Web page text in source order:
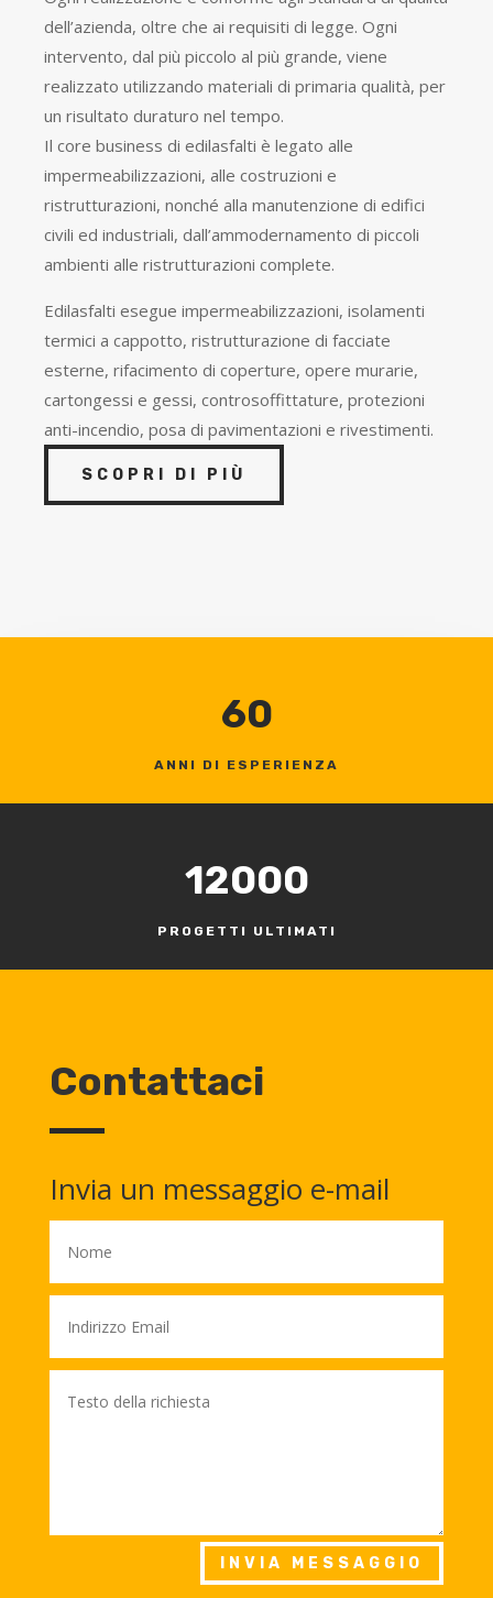
dell’azienda, oltre che ai requisiti di legge. Ogni
intervento, dal più piccolo al più grande, viene
realizzato utilizzando materiali di primaria qualità, per
un risultato duraturo nel tempo.
Il core business di edilasfalti è legato alle
impermeabilizzazioni, alle costruzioni e
ristrutturazioni, nonché alla manutenzione di edifici
civili ed industriali, dall’ammodernamento di piccoli
ambienti alle ristrutturazioni complete.
Edilasfalti esegue impermeabilizzazioni, isolamenti
termici a cappotto, ristrutturazione di facciate
esterne, rifacimento di coperture, opere murarie,
cartongessi e gessi, controsoffittature, protezioni
anti-incendio, posa di pavimentazioni e rivestimenti.
SCOPRI DI PIÙ
60
ANNI DI ESPERIENZA
12000
PROGETTI ULTIMATI
Contattaci
Invia un messaggio e-mail
INVIA MESSAGGIO